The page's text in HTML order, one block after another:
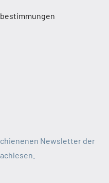
Newsletter der